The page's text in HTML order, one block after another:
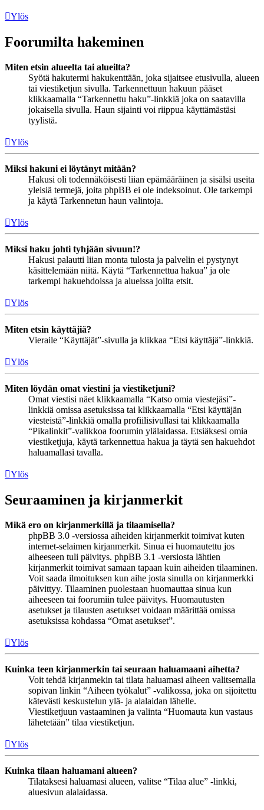
Ylös
Foorumilta hakeminen
Miten etsin alueelta tai alueilta?
Syötä hakutermi hakukenttään, joka sijaitsee etusivulla, alueen
tai viestiketjun sivulla. Tarkennettuun hakuun pääset
klikkaamalla “Tarkennettu haku”-linkkiä joka on saatavilla
jokaisella sivulla. Haun sijainti voi riippua käyttämästäsi
tyylistä.
Ylös
Miksi hakuni ei löytänyt mitään?
Hakusi oli todennäköisesti liian epämääräinen ja sisälsi useita
yleisiä termejä, joita phpBB ei ole indeksoinut. Ole tarkempi
ja käytä Tarkennetun haun valintoja.
Ylös
Miksi haku johti tyhjään sivuun!?
Hakusi palautti liian monta tulosta ja palvelin ei pystynyt
käsittelemään niitä. Käytä “Tarkennettua hakua” ja ole
tarkempi hakuehdoissa ja alueissa joilta etsit.
Ylös
Miten etsin käyttäjiä?
Vieraile “Käyttäjät”-sivulla ja klikkaa “Etsi käyttäjä”-linkkiä.
Ylös
Miten löydän omat viestini ja viestiketjuni?
Omat viestisi näet klikkaamalla “Katso omia viestejäsi”-
linkkiä omissa asetuksissa tai klikkaamalla “Etsi käyttäjän
viesteistä”-linkkiä omalla profiilisivullasi tai klikkaamalla
“Pikalinkit”-valikkoa foorumin ylälaidassa. Etsiäksesi omia
viestiketjuja, käytä tarkennettua hakua ja täytä sen hakuehdot
haluamallasi tavalla.
Ylös
Seuraaminen ja kirjanmerkit
Mikä ero on kirjanmerkillä ja tilaamisella?
phpBB 3.0 -versiossa aiheiden kirjanmerkit toimivat kuten
internet-selaimen kirjanmerkit. Sinua ei huomautettu jos
aiheeseen tuli päivitys. phpBB 3.1 -versiosta lähtien
kirjanmerkit toimivat samaan tapaan kuin aiheiden tilaaminen.
Voit saada ilmoituksen kun aihe josta sinulla on kirjanmerkki
päivittyy. Tilaaminen puolestaan huomauttaa sinua kun
aiheeseen tai foorumiin tulee päivitys. Huomautusten
asetukset ja tilausten asetukset voidaan määrittää omissa
asetuksissa kohdassa “Omat asetukset”.
Ylös
Kuinka teen kirjanmerkin tai seuraan haluamaani aihetta?
Voit tehdä kirjanmekin tai tilata haluamasi aiheen valitsemalla
sopivan linkin “Aiheen työkalut” -valikossa, joka on sijoitettu
kätevästi keskustelun ylä- ja alalaidan lähelle.
Viestiketjuun vastaaminen ja valinta “Huomauta kun vastaus
lähetetään” tilaa viestiketjun.
Ylös
Kuinka tilaan haluamani alueen?
Tilataksesi haluamasi alueen, valitse “Tilaa alue” -linkki,
aluesivun alalaidassa.